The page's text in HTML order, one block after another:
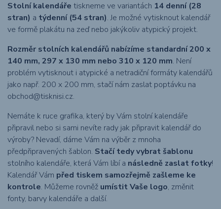
Stolní kalendáře tiskneme ve variantách 14 denní (28
stran) a týdenní (54 stran). Je možné vytisknout kalendář
ve formě plakátu na zeď nebo jakýkoliv atypický projekt.
Rozměr stolních kalendářů nabízíme standardní 200 x
140 mm, 297 x 130 mm nebo 310 x 120 mm. Není
problém vytisknout i atypické a netradiční formáty kalendářů
jako např. 200 x 200 mm, stačí nám zaslat poptávku na
obchod@tisknisi.cz.
Nemáte k ruce grafika, který by Vám stolní kalendáře
připravil nebo si sami nevíte rady jak připravit kalendář do
výroby? Nevadí, dáme Vám na výběr z mnoha
předpřipravených šablon. Stačí tedy vybrat šablonu
stolního kalendáře, která Vám líbí a následně zaslat fotky!
Kalendář Vám před tiskem samozřejmě zašleme ke
kontrole. Můžeme rovněž umístit Vaše logo, změnit
fonty, barvy kalendáře a další.